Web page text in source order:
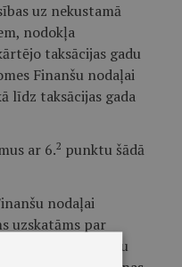
uz nekustamā
nodokļa
taksācijas gadu
Finanšu nodaļai
līdz taksācijas gada
ar 6.2 punktu šādā
nodaļai
uzskatāms par
domes Finanšu